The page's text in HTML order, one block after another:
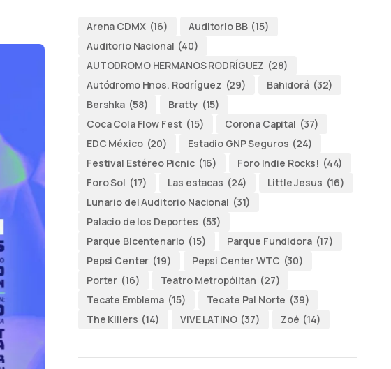
Arena CDMX (16) Auditorio BB (15)
Auditorio Nacional (40)
AUTODROMO HERMANOS RODRÍGUEZ (28)
Autódromo Hnos. Rodríguez (29) Bahidorá (32)
Bershka (58) Bratty (15)
Coca Cola Flow Fest (15) Corona Capital (37)
EDC México (20) Estadio GNP Seguros (24)
Festival Estéreo Picnic (16) Foro Indie Rocks! (44)
Foro Sol (17) Las estacas (24) Little Jesus (16)
Lunario del Auditorio Nacional (31)
Palacio de los Deportes (53)
Parque Bicentenario (15) Parque Fundidora (17)
Pepsi Center (19) Pepsi Center WTC (30)
Porter (16) Teatro Metropólitan (27)
Tecate Emblema (15) Tecate Pal Norte (39)
The Killers (14) VIVE LATINO (37) Zoé (14)